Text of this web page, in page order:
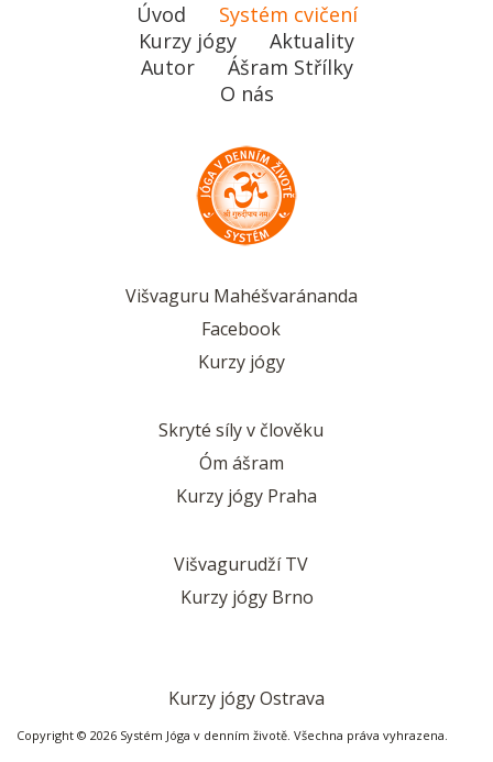
Úvod
Systém cvičení
Kurzy jógy
Aktuality
Autor
Ášram Střílky
O nás
Višvaguru Mahéšvaránanda
Facebook
Kurzy jógy
Skryté síly v člověku
Óm ášram
Kurzy jógy Praha
Višvagurudží TV
Kurzy jógy Brno
Kurzy jógy Ostrava
Copyright © 2026 Systém Jóga v denním životě. Všechna práva vyhrazena.